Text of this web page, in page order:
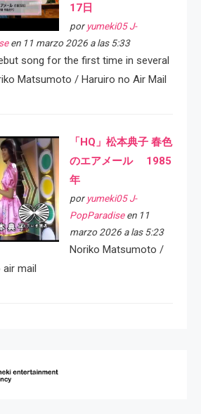
17日
por yumeki05 J-
en 11 marzo 2026 a las 5:33
song for the first time in several
Matsumoto / Haruiro no Air Mail
「HQ」松本典子 春色
のエアメール 1985
年
por yumeki05 J-
PopParadiseen 11
marzo 2026 a las 5:23
Noriko Matsumoto /
mail